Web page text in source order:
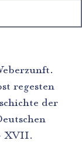
regesten
der
XVII.